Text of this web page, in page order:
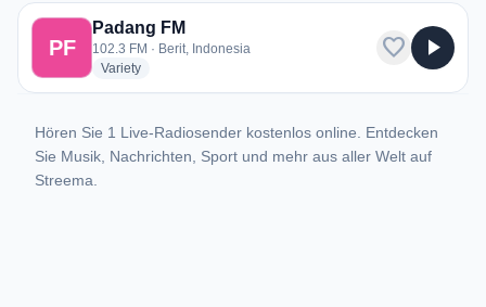
1 Radiosender aus Berit
PF
Padang FM
102.3 FM · Berit, Indonesia
Varietyradio stations
favorite play_arrow
Hören Sie 1 Live-Radiosender kostenlos online. Entdecken
Sie Musik, Nachrichten, Sport und mehr aus aller Welt auf
Streema.